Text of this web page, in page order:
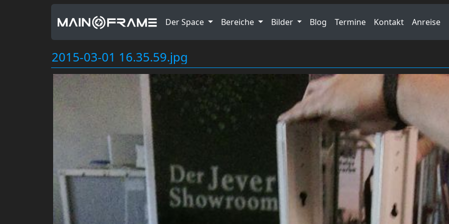
Der Space Bereiche Bilder Blog Termine Kontakt Anreise
2015-03-01 16.35.59.jpg